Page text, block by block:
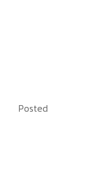
Posted